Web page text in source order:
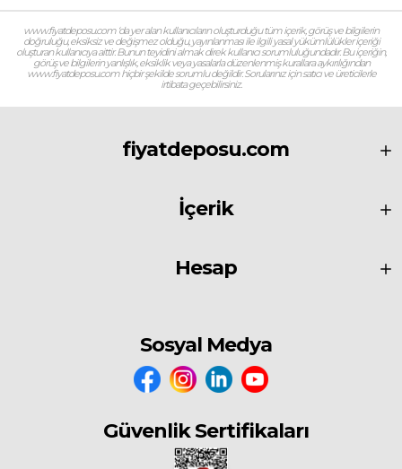
www.fiyatdeposu.com ‘da yer alan kullanıcıların oluşturduğu tüm içerik, görüş ve bilgilerin
doğruluğu, eksiksiz ve değişmez olduğu, yayınlanması ile ilgili yasal yükümlülükler içeriği
oluşturan kullanıcıya aittir. Bunun teyidini almak direk kullanıcı sorumluluğundadır. Bu içeriğin,
görüş ve bilgilerin yanlışlık, eksiklik veya yasalarla düzenlenmiş kurallara aykırılığından
www.fiyatdeposu.com hiçbir şekilde sorumlu değildir. Sorularınız için satıcı ve üreticilerle
irtibata geçebilirsiniz.
fiyatdeposu.com
İçerik
Hesap
Sosyal Medya
Güvenlik Sertifikaları